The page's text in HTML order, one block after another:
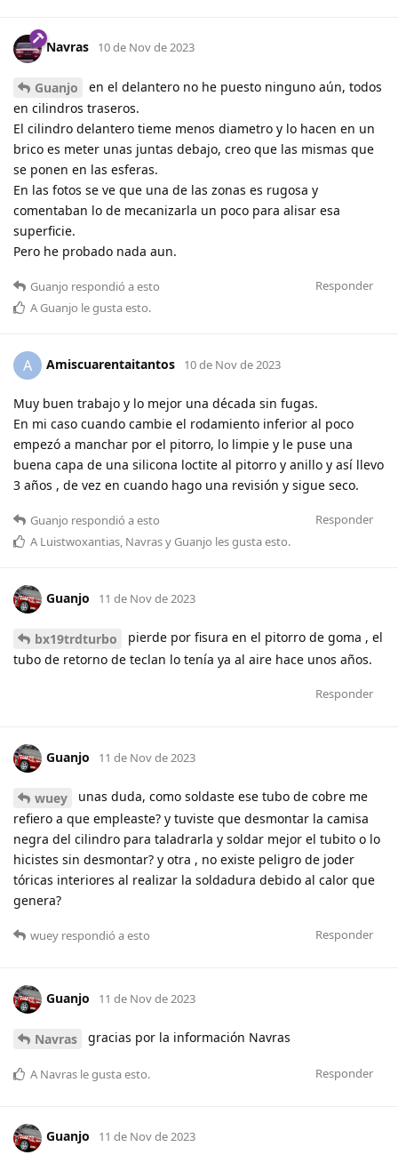
Navras 10 de Nov de 2023
Guanjo
en el delantero no he puesto ninguno aún, todos
en cilindros traseros.
El cilindro delantero tieme menos diametro y lo hacen en un
brico es meter unas juntas debajo, creo que las mismas que
se ponen en las esferas.
En las fotos se ve que una de las zonas es rugosa y
comentaban lo de mecanizarla un poco para alisar esa
superficie.
Pero he probado nada aun.
Responder
Guanjo respondió a esto
A Guanjo le gusta esto.
A Amiscuarentaitantos 10 de Nov de 2023
Muy buen trabajo y lo mejor una década sin fugas.
En mi caso cuando cambie el rodamiento inferior al poco
empezó a manchar por el pitorro, lo limpie y le puse una
buena capa de una silicona loctite al pitorro y anillo y así llevo
3 años , de vez en cuando hago una revisión y sigue seco.
Responder
Guanjo respondió a esto
A Luistwoxantias, Navrasy Guanjo les gusta esto.
Guanjo 11 de Nov de 2023
bx19trdturbo
pierde por fisura en el pitorro de goma , el
tubo de retorno de teclan lo tenía ya al aire hace unos años.
Responder
Guanjo 11 de Nov de 2023
wuey
unas duda, como soldaste ese tubo de cobre me
refiero a que empleaste? y tuviste que desmontar la camisa
negra del cilindro para taladrarla y soldar mejor el tubito o lo
hicistes sin desmontar? y otra , no existe peligro de joder
tóricas interiores al realizar la soldadura debido al calor que
genera?
Responder
wuey respondió a esto
Guanjo 11 de Nov de 2023
Navras gracias por la información Navras
Responder
A Navras le gusta esto.
Guanjo 11 de Nov de 2023